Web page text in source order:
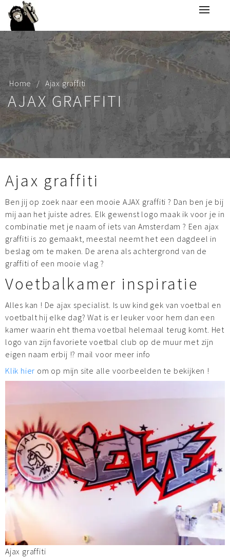
Home Ajax graffiti
AJAX GRAFFITI
Ajax graffiti
Ben jij op zoek naar een mooie AJAX graffiti ? Dan ben je bij
mij aan het juiste adres. Elk gewenst logo maak ik voor je in
combinatie met je naam of iets van Amsterdam ? Een ajax
graffiti is zo gemaakt, meestal neemt het een dagdeel in
beslag om te maken. De arena als achtergrond van de
graffiti of een mooie vlag ?
Voetbalkamer inspiratie
Alles kan ! De ajax specialist. Is uw kind gek van voetbal en
voetbalt hij elke dag? Wat is er leuker voor hem dan een
kamer waarin eht thema voetbal helemaal terug komt. Het
logo van zijn favoriete voetbal club op de muur met zijn
eigen naam erbij !? mail voor meer info
Klik hier om op mijn site alle voorbeelden te bekijken !
Ajax graffiti